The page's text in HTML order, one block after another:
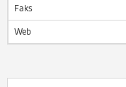
Faks
Web